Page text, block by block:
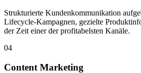
Strukturierte Kundenkommunikation
Lifecycle-Kampagnen, gezielte
der Zeit einer der profitabelsten Kanäle.
04
Content Marketing